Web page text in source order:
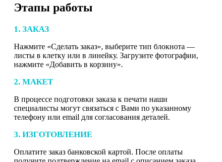
Этапы работы
1. ЗАКАЗ
Нажмите «Сделать заказ», выберите тип блокнота —
листы в клетку или в линейку. Загрузите фотографии,
нажмите «Добавить в корзину».
2. МАКЕТ
В процессе подготовки заказа к печати наши
специалисты могут связаться с Вами по указанному
телефону или email для согласования деталей.
3. ИЗГОТОВЛЕНИЕ
Оплатите заказ банковской картой. После оплаты